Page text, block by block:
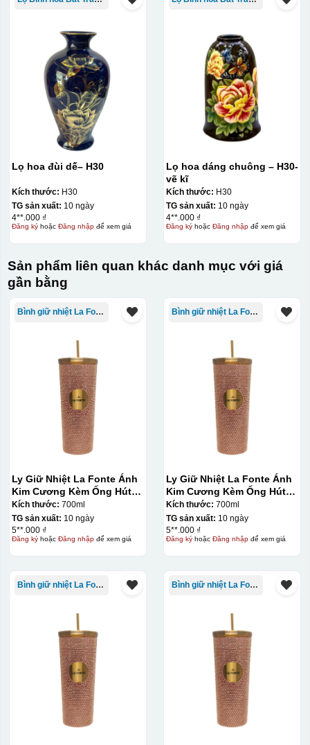
Lọ hoa đùi dế– H30
Kích thước: H30
TG sản xuất: 10 ngày
4**.000 ₫
Đăng kýhoặc Đăng nhậpđể xem giá
Lọ hoa dáng chuông – H30-
vẽ kĩ
Kích thước: H30
TG sản xuất: 10 ngày
4**.000 ₫
Đăng kýhoặc Đăng nhậpđể xem giá
Sản phẩm liên quan khác danh mục với giá
gần bằng
Bình giữ nhiệt La Fonte
Ly Giữ Nhiệt La Fonte Ánh
Kim Cương Kèm Ống Hút-
700 ml-014687-GOL
Kích thước: 700ml
TG sản xuất: 10 ngày
5**.000 ₫
Đăng kýhoặc Đăng nhậpđể xem giá
Bình giữ nhiệt La Fonte
Ly Giữ Nhiệt La Fonte Ánh
Kim Cương Kèm Ống Hút-
700 ml-014687-GOL
Kích thước: 700ml
TG sản xuất: 10 ngày
5**.000 ₫
Đăng kýhoặc Đăng nhậpđể xem giá
Bình giữ nhiệt La Fonte Bình giữ nhiệt La Fonte